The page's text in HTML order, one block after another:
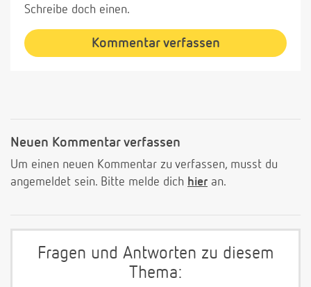
Schreibe doch einen.
Kommentar verfassen
Neuen Kommentar verfassen
Um einen neuen Kommentar zu verfassen, musst du
angemeldet sein. Bitte melde dich hier an.
Fragen und Antworten zu diesem
Thema: